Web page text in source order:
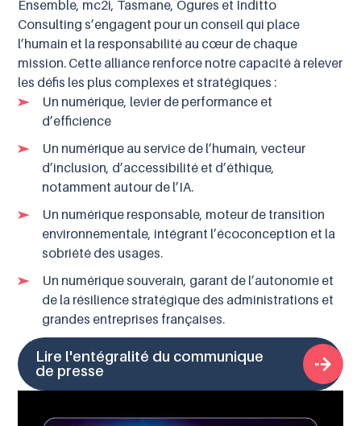
Ensemble, mc2i, Tasmane, Ogures et Inditto
Consulting s’engagent pour un conseil qui place
l’humain et la responsabilité au cœur de chaque
mission. Cette alliance renforce notre capacité à relever
les défis les plus complexes et stratégiques :
Un numérique, levier de performance et
d’efficience
Un numérique au service de l’humain, vecteur
d’inclusion, d’accessibilité et d’éthique,
notamment autour de l’IA.
Un numérique responsable, moteur de transition
environnementale, intégrant l’écoconception et la
sobriété des usages.
Un numérique souverain, garant de l’autonomie et
de la résilience stratégique des administrations et
grandes entreprises françaises.
Lire l'entégralité du communique
de presse